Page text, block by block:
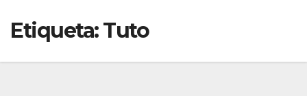
Etiqueta:Tuto